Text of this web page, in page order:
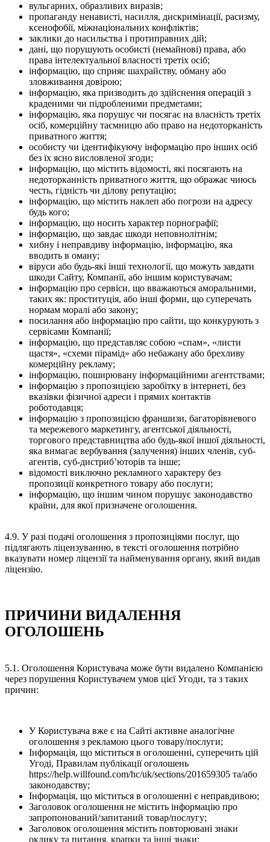
вульгарних, образливих виразів;
пропаганду ненависті, насилля, дискримінації, расизму,
ксенофобії, міжнаціональних конфліктів;
заклики до насильства і протиправних дій;
дані, що порушують особисті (немайнові) права, або
права інтелектуальної власності третіх осіб;
інформацію, що сприяє шахрайству, обману або
зловживання довірою;
інформацію, яка призводить до здійснення операцій з
краденими чи підробленими предметами;
інформацію, яка порушує чи посягає на власність третіх
осіб, комерційну таємницю або право на недоторканість
приватного життя;
особисту чи ідентифікуючу інформацію про інших осіб
без їх ясно висловленої згоди;
інформацію, що містить відомості, які посягають на
недоторканність приватного життя, що ображає чиюсь
честь, гідність чи ділову репутацію;
інформацію, що містить наклеп або погрози на адресу
будь кого;
інформацію, що носить характер порнографії;
інформацію, що завдає шкоди неповнолітнім;
хибну і неправдиву інформацію, інформацію, яка
вводить в оману;
віруси або будь-які інші технології, що можуть завдати
шкоди Сайту, Компанії, або іншим користувачам;
інформацію про сервіси, що вважаються аморальними,
таких як: проституція, або інші форми, що суперечать
нормам моралі або закону;
посилання або інформацію про сайти, що конкурують з
сервісами Компанії;
інформацію, що представляє собою «спам», «листи
щастя», «схеми пірамід» або небажану або брехливу
комерційну рекламу;
інформацію, поширювану інформаційними агентствами;
інформацію з пропозицією заробітку в інтернеті, без
вказівки фізичної адреси і прямих контактів
роботодавця;
інформацію з пропозицією франшизи, багаторівневого
та мережевого маркетингу, агентської діяльності,
торгового представництва або будь-якої іншої діяльності,
яка вимагає вербування (залучення) інших членів, суб-
агентів, суб-дистриб’юторів та інше;
відомості виключно рекламного характеру без
пропозиції конкретного товару або послуги;
інформацію, що іншим чином порушує законодавство
країни, для якої призначене оголошення.
4.9. У разі подачі оголошення з пропозиціями послуг, що
підлягають ліцензуванню, в тексті оголошення потрібно
вказувати номер ліцензії та найменування органу, який видав
ліцензію.
ПРИЧИНИ ВИДАЛЕННЯ
ОГОЛОШЕНЬ
5.1. Оголошення Користувача може бути видалено Компанією
через порушення Користувачем умов цієї Угоди, та з таких
причин:
У Користувача вже є на Сайті активне аналогічне
оголошення з рекламою цього товару/послуги;
Інформація, що міститься в оголошенні, суперечить цій
Угоді, Правилам публікації оголошень
https://help.willfound.com/hc/uk/sections/201659305 та/або
законодавству;
Інформація, що міститься в оголошенні є неправдивою;
Заголовок оголошення не містить інформацію про
запропонований/запитаний товар/послугу;
Заголовок оголошення містить повторювані знаки
оклику та питання, крапки та інші знаки;